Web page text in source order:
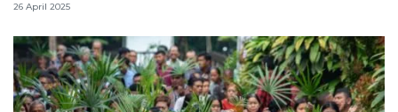
26 April 2025